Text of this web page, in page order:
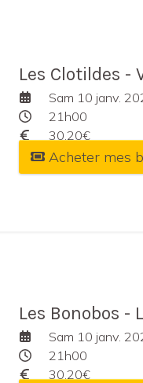
Les Clotildes -
Sam 10 janv.
21h00
30,20€
Acheter mes
Les Bonobos -
Sam 10 janv.
21h00
30,20€